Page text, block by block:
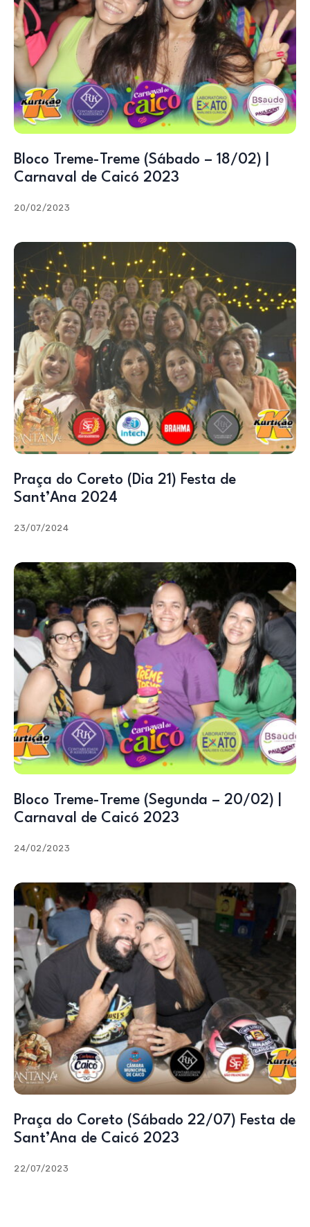
Bloco Treme-Treme (Sábado – 18/02) |
Carnaval de Caicó 2023
20/02/2023
Praça do Coreto (Dia 21) Festa de
Sant’Ana 2024
23/07/2024
Bloco Treme-Treme (Segunda – 20/02) |
Carnaval de Caicó 2023
24/02/2023
Praça do Coreto (Sábado 22/07) Festa de
Sant’Ana de Caicó 2023
22/07/2023